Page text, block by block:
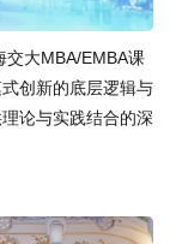
交大MBA/EMBA课
创新的底层逻辑与
论与实践结合的深